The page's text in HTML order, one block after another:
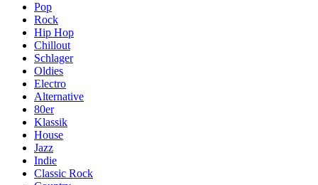
Pop
Rock
Hip Hop
Chillout
Schlager
Oldies
Electro
Alternative
80er
Klassik
House
Jazz
Indie
Classic Rock